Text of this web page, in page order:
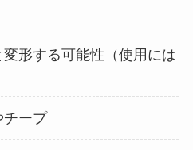
形する可能性（使用には
チープ